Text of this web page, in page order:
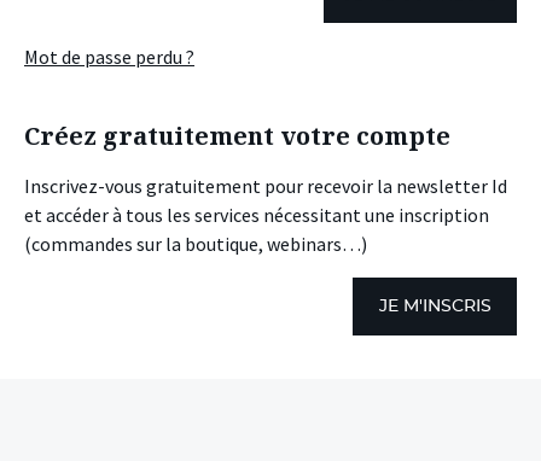
Mot de passe perdu ?
Créez gratuitement votre compte
Inscrivez-vous gratuitement pour recevoir la newsletter Id
et accéder à tous les services nécessitant une inscription
(commandes sur la boutique, webinars…)
JE M'INSCRIS